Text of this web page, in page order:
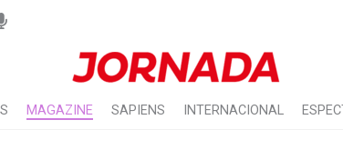
MAGAZINE SAPIENS INTERNACIONAL